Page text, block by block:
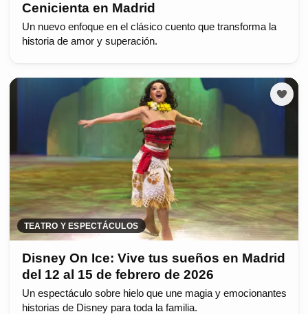
Cenicienta en Madrid
Un nuevo enfoque en el clásico cuento que transforma la
historia de amor y superación.
TEATRO Y ESPECTÁCULOS
Disney On Ice: Vive tus sueños en Madrid
del 12 al 15 de febrero de 2026
Un espectáculo sobre hielo que une magia y emocionantes
historias de Disney para toda la familia.